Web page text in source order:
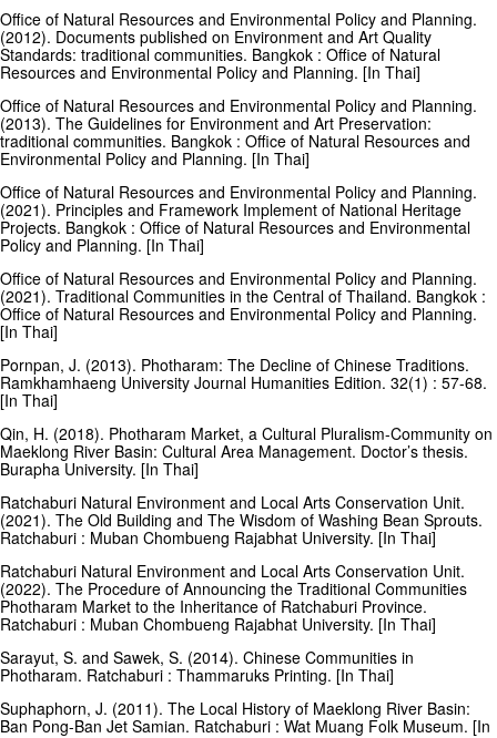
Office of Natural Resources and Environmental Policy and Planning.
(2012). Documents published on Environment and Art Quality
Standards: traditional communities. Bangkok : Office of Natural
Resources and Environmental Policy and Planning. [In Thai]
Office of Natural Resources and Environmental Policy and Planning.
(2013). The Guidelines for Environment and Art Preservation:
traditional communities. Bangkok : Office of Natural Resources and
Environmental Policy and Planning. [In Thai]
Office of Natural Resources and Environmental Policy and Planning.
(2021). Principles and Framework Implement of National Heritage
Projects. Bangkok : Office of Natural Resources and Environmental
Policy and Planning. [In Thai]
Office of Natural Resources and Environmental Policy and Planning.
(2021). Traditional Communities in the Central of Thailand. Bangkok :
Office of Natural Resources and Environmental Policy and Planning.
[In Thai]
Pornpan, J. (2013). Photharam: The Decline of Chinese Traditions.
Ramkhamhaeng University Journal Humanities Edition. 32(1) : 57-68.
[In Thai]
Qin, H. (2018). Photharam Market, a Cultural Pluralism-Community on
Maeklong River Basin: Cultural Area Management. Doctor’s thesis.
Burapha University. [In Thai]
Ratchaburi Natural Environment and Local Arts Conservation Unit.
(2021). The Old Building and The Wisdom of Washing Bean Sprouts.
Ratchaburi : Muban Chombueng Rajabhat University. [In Thai]
Ratchaburi Natural Environment and Local Arts Conservation Unit.
(2022). The Procedure of Announcing the Traditional Communities
Photharam Market to the Inheritance of Ratchaburi Province.
Ratchaburi : Muban Chombueng Rajabhat University. [In Thai]
Sarayut, S. and Sawek, S. (2014). Chinese Communities in
Photharam. Ratchaburi : Thammaruks Printing. [In Thai]
Suphaphorn, J. (2011). The Local History of Maeklong River Basin:
Ban Pong-Ban Jet Samian. Ratchaburi : Wat Muang Folk Museum. [In